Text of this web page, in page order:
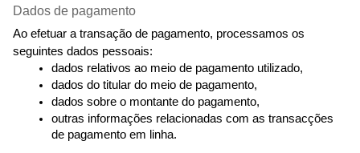
Dados de pagamento
Ao efetuar a transação de pagamento, processamos os
seguintes dados pessoais:
dados relativos ao meio de pagamento utilizado,
dados do titular do meio de pagamento,
dados sobre o montante do pagamento,
outras informações relacionadas com as transacções
de pagamento em linha.